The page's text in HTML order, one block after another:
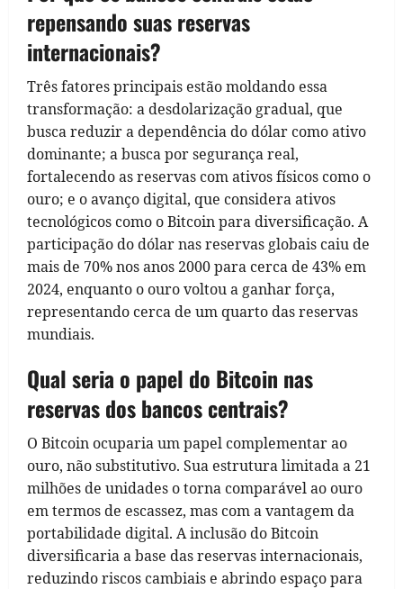
repensando suas reservas
internacionais?
Três fatores principais estão moldando essa
transformação: a desdolarização gradual, que
busca reduzir a dependência do dólar como ativo
dominante; a busca por segurança real,
fortalecendo as reservas com ativos físicos como o
ouro; e o avanço digital, que considera ativos
tecnológicos como o Bitcoin para diversificação. A
participação do dólar nas reservas globais caiu de
mais de 70% nos anos 2000 para cerca de 43% em
2024, enquanto o ouro voltou a ganhar força,
representando cerca de um quarto das reservas
mundiais.
Qual seria o papel do Bitcoin nas
reservas dos bancos centrais?
O Bitcoin ocuparia um papel complementar ao
ouro, não substitutivo. Sua estrutura limitada a 21
milhões de unidades o torna comparável ao ouro
em termos de escassez, mas com a vantagem da
portabilidade digital. A inclusão do Bitcoin
diversificaria a base das reservas internacionais,
reduzindo riscos cambiais e abrindo espaço para